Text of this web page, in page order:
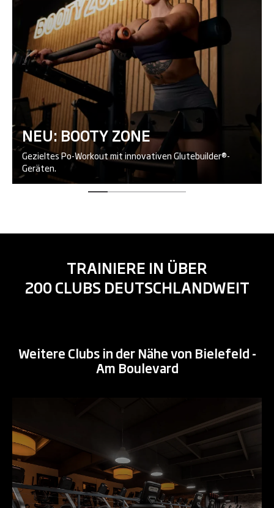
NEU: BOOTY ZONE
Gezieltes Po-Workout mit innovativen Glutebuilder®-
Geräten.
TRAINIERE IN ÜBER
200 CLUBS DEUTSCHLANDWEIT
Weitere Clubs in der Nähe von Bielefeld -
Am Boulevard